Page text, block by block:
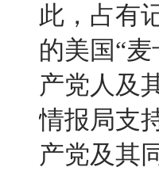
此，占有
的美国“麦
产党人及
情报局支
产党及其